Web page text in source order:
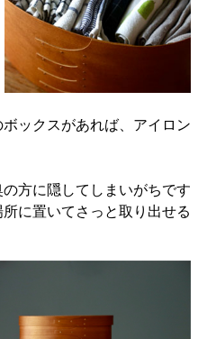
ックスがあれば、アイロン
方に隠してしまいがちです
に置いてさっと取り出せる